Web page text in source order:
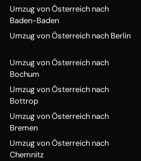
Umzug von Österreich nach
Baden-Baden
Umzug von Österreich nach Berlin
Umzug von Österreich nach
Bochum
Umzug von Österreich nach
Bottrop
Umzug von Österreich nach
Bremen
Umzug von Österreich nach
Chemnitz